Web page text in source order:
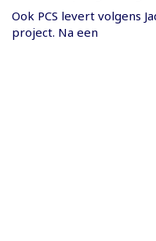
Ook PCS levert volgens
project. Na een